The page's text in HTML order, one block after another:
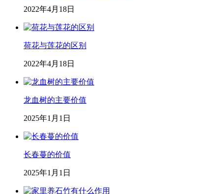
2022年4月18日
荷花与莲花的区别
2022年4月18日
龙血树的主要价值
2025年1月1日
长春蔓的价值
2025年1月1日